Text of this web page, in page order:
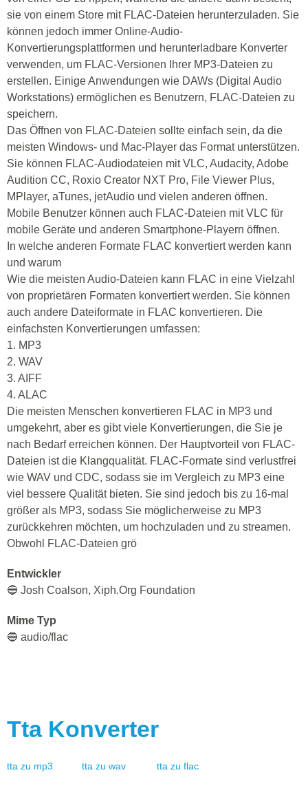
sie von einem Store mit FLAC-Dateien herunterzuladen. Sie
können jedoch immer Online-Audio-
Konvertierungsplattformen und herunterladbare Konverter
verwenden, um FLAC-Versionen Ihrer MP3-Dateien zu
erstellen. Einige Anwendungen wie DAWs (Digital Audio
Workstations) ermöglichen es Benutzern, FLAC-Dateien zu
speichern.
Das Öffnen von FLAC-Dateien sollte einfach sein, da die
meisten Windows- und Mac-Player das Format unterstützen.
Sie können FLAC-Audiodateien mit VLC, Audacity, Adobe
Audition CC, Roxio Creator NXT Pro, File Viewer Plus,
MPlayer, aTunes, jetAudio und vielen anderen öffnen.
Mobile Benutzer können auch FLAC-Dateien mit VLC für
mobile Geräte und anderen Smartphone-Playern öffnen.
In welche anderen Formate FLAC konvertiert werden kann
und warum
Wie die meisten Audio-Dateien kann FLAC in eine Vielzahl
von proprietären Formaten konvertiert werden. Sie können
auch andere Dateiformate in FLAC konvertieren. Die
einfachsten Konvertierungen umfassen:
1. MP3
2. WAV
3. AIFF
4. ALAC
Die meisten Menschen konvertieren FLAC in MP3 und
umgekehrt, aber es gibt viele Konvertierungen, die Sie je
nach Bedarf erreichen können. Der Hauptvorteil von FLAC-
Dateien ist die Klangqualität. FLAC-Formate sind verlustfrei
wie WAV und CDC, sodass sie im Vergleich zu MP3 eine
viel bessere Qualität bieten. Sie sind jedoch bis zu 16-mal
größer als MP3, sodass Sie möglicherweise zu MP3
zurückkehren möchten, um hochzuladen und zu streamen.
Obwohl FLAC-Dateien grö
Entwickler
🔵 Josh Coalson, Xiph.Org Foundation
Mime Typ
🔵 audio/flac
Tta Konverter
tta zu mp3 tta zu wav tta zu flac